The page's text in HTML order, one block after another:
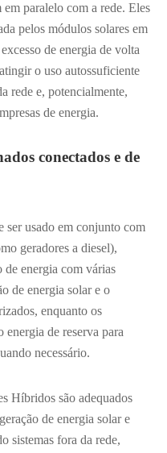
paralelo com a rede. Eles
pelos módulos solares em
de energia de volta
o uso autossuficiente
rede e, potencialmente,
de energia.
conectados e de
ser usado em conjunto com
geradores a diesel),
de energia com várias
de energia solar e o
enquanto os
energia de reserva para
necessário.
Híbridos são adequados
de energia solar e
sistemas fora da rede,